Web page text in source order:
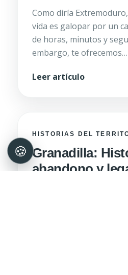
Como diría
vida es galopar por un
de horas, minutos y
embargo, te ofrecemos…
Leer artículo
HISTORIAS DEL
Granadilla:
abandono y